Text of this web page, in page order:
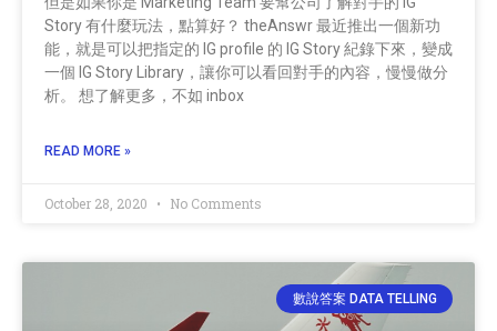
Story 有什麼玩法，點算好？ theAnswr 最近推出一個新功
能，就是可以把指定的 IG profile 的 IG Story 紀錄下來，變成
一個 IG Story Library，讓你可以看回對手的內容，慢慢做分
析。 想了解更多，不如 inbox
READ MORE »
October 28, 2020 No Comments
數說答案 DATA TELLING